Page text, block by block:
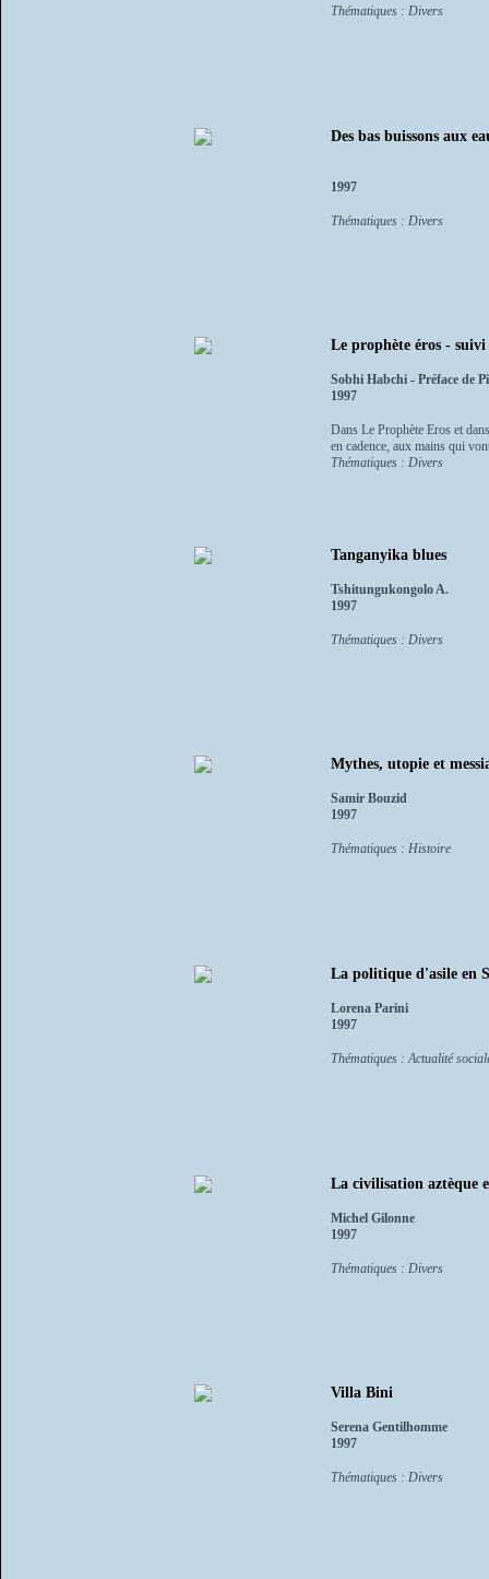
Thématiques : Divers
Des bas buissons aux
1997
Thématiques : Divers
Le prophète éros -
Sobhi Habchi - Préface de
1997
Dans Le Prophète Eros et
en cadence, aux mains qui
Thématiques : Divers
Tanganyika blues
Tshitungukongolo A.
1997
Thématiques : Divers
Mythes, utopie et
Samir Bouzid
1997
Thématiques : Histoire
La politique d'asile en
Lorena Parini
1997
Thématiques : Actualité
La civilisation aztèque
Michel Gilonne
1997
Thématiques : Divers
Villa Bini
Serena Gentilhomme
1997
Thématiques : Divers